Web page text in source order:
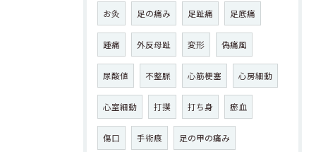
お灸 足の痛み 足趾痛 足底痛
踵痛 外反母趾 変形 偽痛風
尿酸値 不整脈 心筋梗塞 心房細動
心室細動 打撲 打ち身 瘀血
傷口 手術痕 足の甲の痛み